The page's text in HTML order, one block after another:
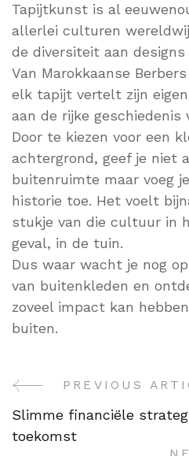
Tapijtkunst is al
allerlei culturen
de diversiteit aan
Van Marokkaanse
elk tapijt vertelt zijn
aan de rijke
Door te kiezen voor een
achtergrond, geef je niet
buitenruimte maar voeg
historie toe. Het voelt
stukje van die cultuur in
geval, in de tuin.
Dus waar wacht je nog
van buitenkleden en
zoveel impact kan
buiten.
Post
Navigation
PREVIOUS
Slimme financiële
toekomst